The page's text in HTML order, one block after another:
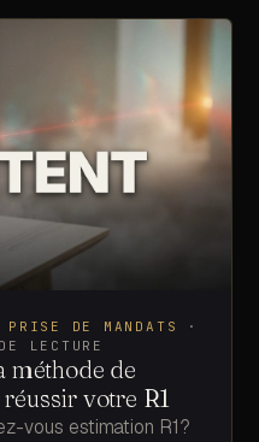
DE MANDATS
·
LECTURE
méthode de
votre R1
vous estimation R1?